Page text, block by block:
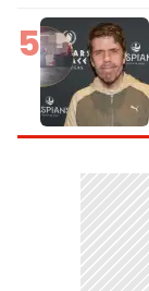
5